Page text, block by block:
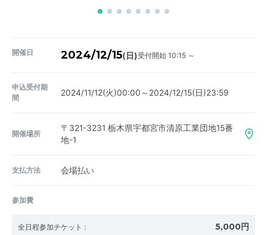
開催日 2024/12/15(日)受付開始 10:15 ～
申込受付期
間
2024/11/12(火)00:00～2024/12/15(日)23:59
開催場所
〒321-3231 栃木県宇都宮市清原工業団地15番
地-1
支払方法 会場払い
参加費
全日程参加チケット : 5,000円